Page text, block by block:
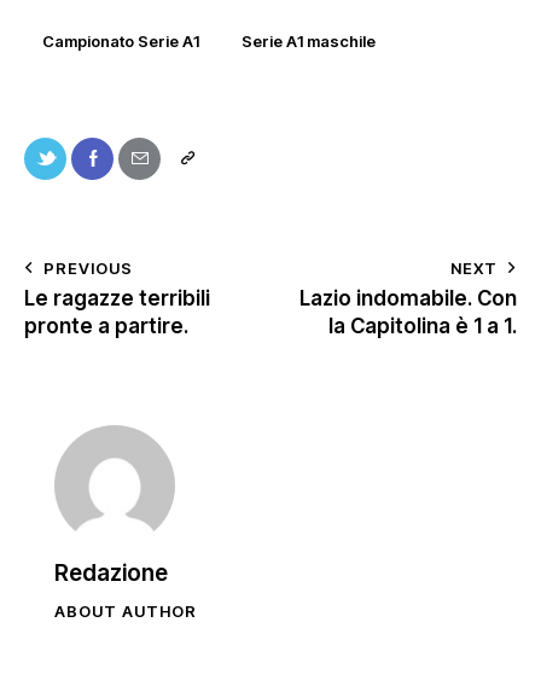
Campionato Serie A1 Serie A1 maschile
PREVIOUS
Le ragazze terribili
pronte a partire.
NEXT
Lazio indomabile. Con
la Capitolina è 1 a 1.
Redazione
ABOUT AUTHOR